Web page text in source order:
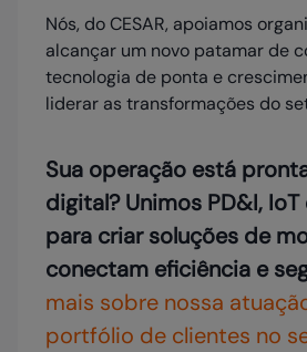
Nós, do CESAR, apoiamos
alcançar um novo patamar de
tecnologia de ponta e
liderar as transformações do
Sua operação está
digital?Unimos PD&I,
para criar soluções de
conectam eficiência e
mais sobre nossa
portfólio de clientes no